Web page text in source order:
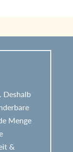
Deshalb
Menge
&